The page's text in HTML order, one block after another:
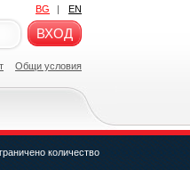
BG | EN
ВХОД
Общи условия
количество